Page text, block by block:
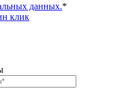
данных.*
клик